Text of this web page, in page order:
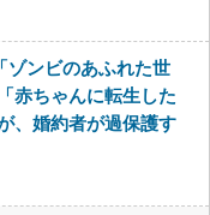
ゾンビのあふれた世
赤ちゃんに転生した
、婚約者が過保護す